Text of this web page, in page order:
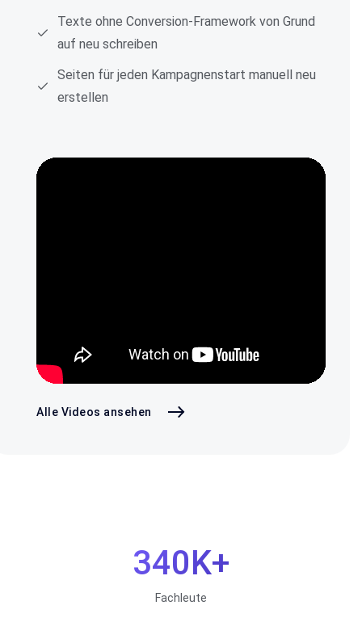
Texte ohne Conversion-Framework von Grund
auf neu schreiben
Seiten für jeden Kampagnenstart manuell neu
erstellen
Alle Videos ansehen
340K+
Fachleute